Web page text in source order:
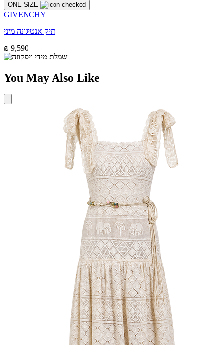
ONE SIZE
GIVENCHY
תיק אנטיגונה מיני
₪ 9,590
You May Also Like